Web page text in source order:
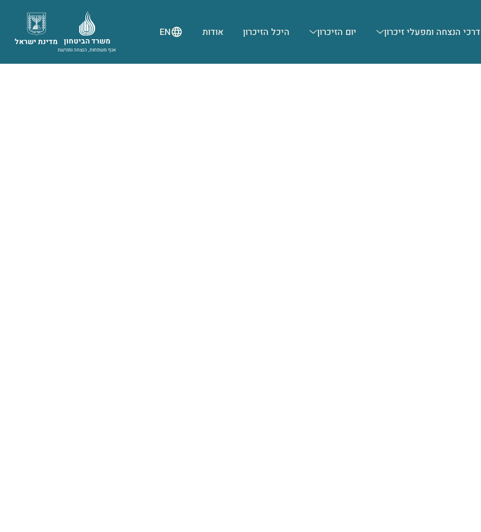
דרכי הנצחה ומפעלי זיכרון יום הזיכרון היכל הזיכרון אודות EN
מדינת ישראל משרד הביטחון
אגף משפחות, הנצחה ומורשת